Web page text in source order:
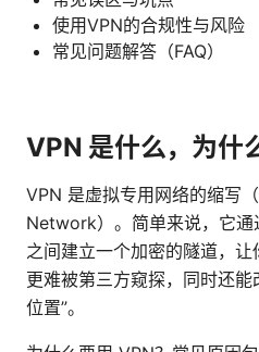
使用VPN的合规性与风险
常见问题解答（FAQ）
VPN 是什么，为什
VPN 是虚拟专用网络的缩写
Network）。简单来说，它通
之间建立一个加密的隧道，
更难被第三方窥探，同时还能
位置”。